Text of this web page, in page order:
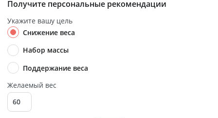
Получите персональные рекомендации
Укажите вашу цель
Снижение веса
Набор массы
Поддержание веса
Желаемый вес